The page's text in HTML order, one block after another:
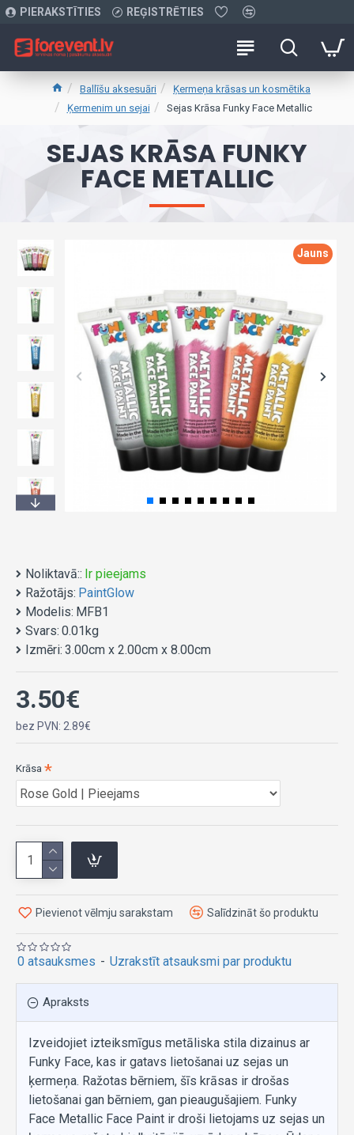
PIERAKSTĪTIES REĢISTRĒTIES
Ballīšu aksesuāri
Ķermeņa krāsas un kosmētika
Ķermenim un sejai
Sejas Krāsa Funky Face Metallic
SEJAS KRĀSA FUNKY
FACE METALLIC
Jauns
Noliktavā:: Ir pieejams
Ražotājs: PaintGlow
Modelis: MFB1
Svars: 0.01kg
Izmēri: 3.00cm x 2.00cm x 8.00cm
0 atsauksmes - Uzrakstīt atsauksmi par produktu
3.50€
bez PVN: 2.89€
Krāsa
Pievienot vēlmju sarakstam Salīdzināt šo produktu
Apraksts
Izveidojiet izteiksmīgus metāliska stila dizainus ar
Funky Face, kas ir gatavs lietošanai uz sejas un
ķermeņa. Ražotas bērniem, šīs krāsas ir drošas
lietošanai gan bērniem, gan pieaugušajiem. Funky
Face Metallic Face Paint ir droši lietojams uz sejas un